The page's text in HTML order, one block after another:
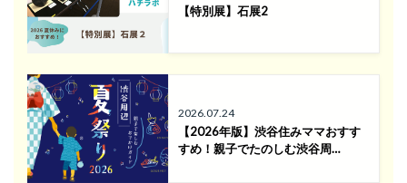
【特別展】石展2
2026.07.24
【2026年版】渋谷住みママおすす
すめ！親子でたのしむ渋谷周…